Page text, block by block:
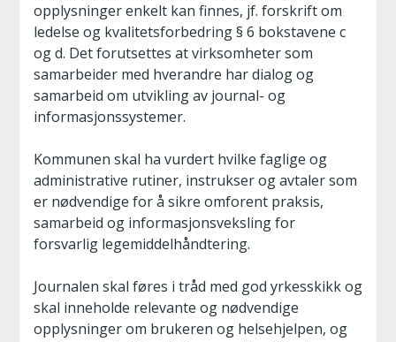
opplysninger enkelt kan finnes, jf. forskrift om
ledelse og kvalitetsforbedring § 6 bokstavene c
og d. Det forutsettes at virksomheter som
samarbeider med hverandre har dialog og
samarbeid om utvikling av journal- og
informasjonssystemer.
Kommunen skal ha vurdert hvilke faglige og
administrative rutiner, instrukser og avtaler som
er nødvendige for å sikre omforent praksis,
samarbeid og informasjonsveksling for
forsvarlig legemiddelhåndtering.
Journalen skal føres i tråd med god yrkesskikk og
skal inneholde relevante og nødvendige
opplysninger om brukeren og helsehjelpen, og